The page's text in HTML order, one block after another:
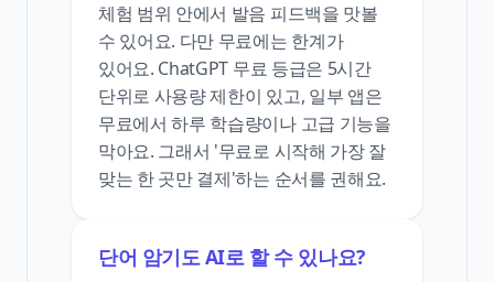
체험 범위 안에서 발음 피드백을 맛볼
수 있어요. 다만 무료에는 한계가
있어요. ChatGPT 무료 등급은 5시간
단위로 사용량 제한이 있고, 일부 앱은
무료에서 하루 학습량이나 고급 기능을
막아요. 그래서 '무료로 시작해 가장 잘
맞는 한 곳만 결제'하는 순서를 권해요.
단어 암기도 AI로 할 수 있나요?